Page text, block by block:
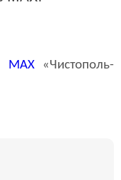
MAX«Чистополь-